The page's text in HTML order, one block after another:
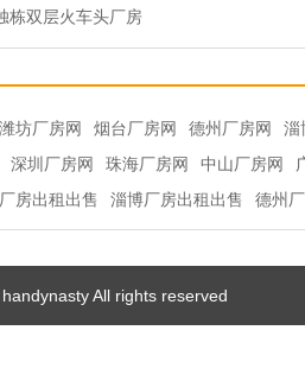
栋双层火车头厂房
潍坊厂房网 烟台厂房网 德州厂房网
淄
深圳厂房网 珠海厂房网 中山厂房网
房出租出售 淄博厂房出租出售 德州
All rights reserved